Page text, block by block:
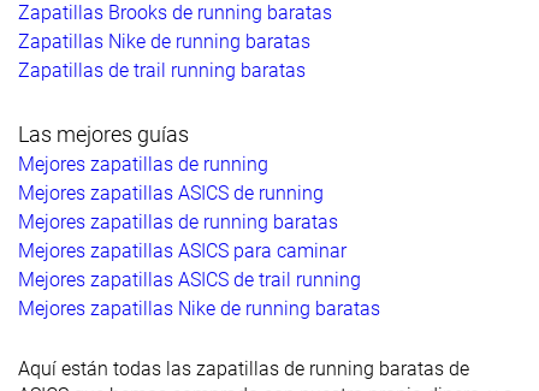
Zapatillas Brooks de running baratas
Zapatillas Nike de running baratas
Zapatillas de trail running baratas
Las mejores guías
Mejores zapatillas de running
Mejores zapatillas ASICS de running
Mejores zapatillas de running baratas
Mejores zapatillas ASICS para caminar
Mejores zapatillas ASICS de trail running
Mejores zapatillas Nike de running baratas
Aquí están todas las zapatillas de running baratas de